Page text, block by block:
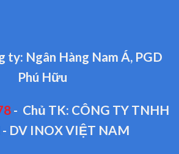
ty: Ngân Hàng Nam Á, PGD
Phú Hữu
- Chủ TK: CÔNG TY TNHH
- DV INOX VIỆT NAM